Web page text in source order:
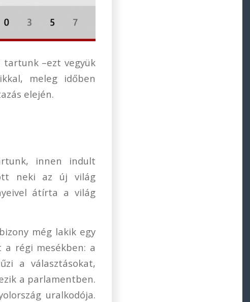
–ezt vegyük
meleg időben
elején.
innen indult
neki az új világ
átírta a világ
még lakik egy
a régi mesékben: a
a választásokat,
a parlamentben.
uralkodója.